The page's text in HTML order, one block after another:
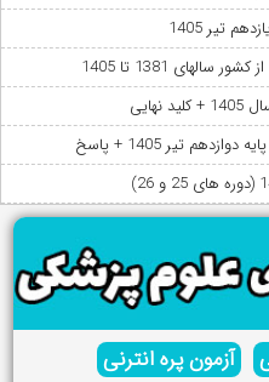
تیر 1405
1381 تا 1405
تیر 1405 + پاسخ
آزمون پره انترنی